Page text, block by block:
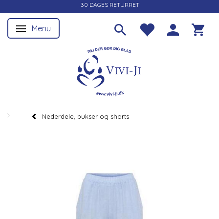
30 DAGES RETURRET
Skifte navigation
Menu
Nederdele, bukser og shorts